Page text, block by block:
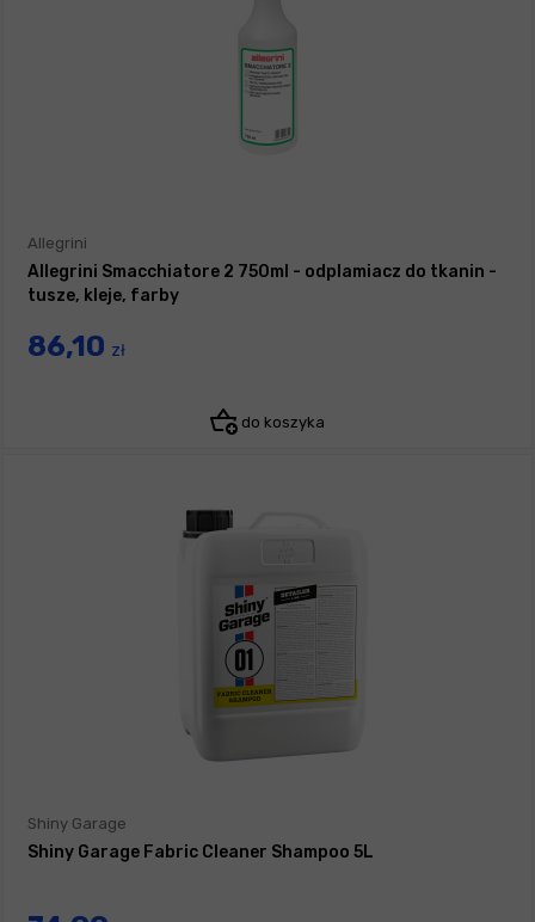
Allegrini
Allegrini Smacchiatore 2 750ml - odplamiacz do tkanin -
tusze, kleje, farby
86,10 zł
do koszyka
Shiny Garage
Shiny Garage Fabric Cleaner Shampoo 5L